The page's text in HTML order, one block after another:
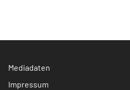
Mediadaten
Impressum